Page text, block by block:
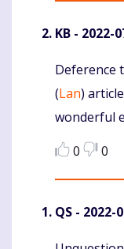
KB - 2022-
Komentaras
Deference
(Lan)
wonderful
0
0
QS - 2022-